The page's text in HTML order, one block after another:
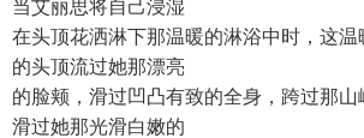
当艾丽思将自己浸湿
在头顶花洒淋下那温暖的淋浴中时，这温
的头顶流过她那漂亮
的脸颊，滑过凹凸有致的全身，跨过那山
滑过她那光滑白嫩的